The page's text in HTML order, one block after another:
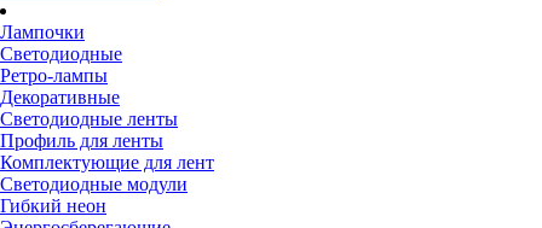
Лампочки
Светодиодные
Ретро-лампы
Декоративные
Светодиодные ленты
Профиль для ленты
Комплектующие для лент
Светодиодные модули
Гибкий неон